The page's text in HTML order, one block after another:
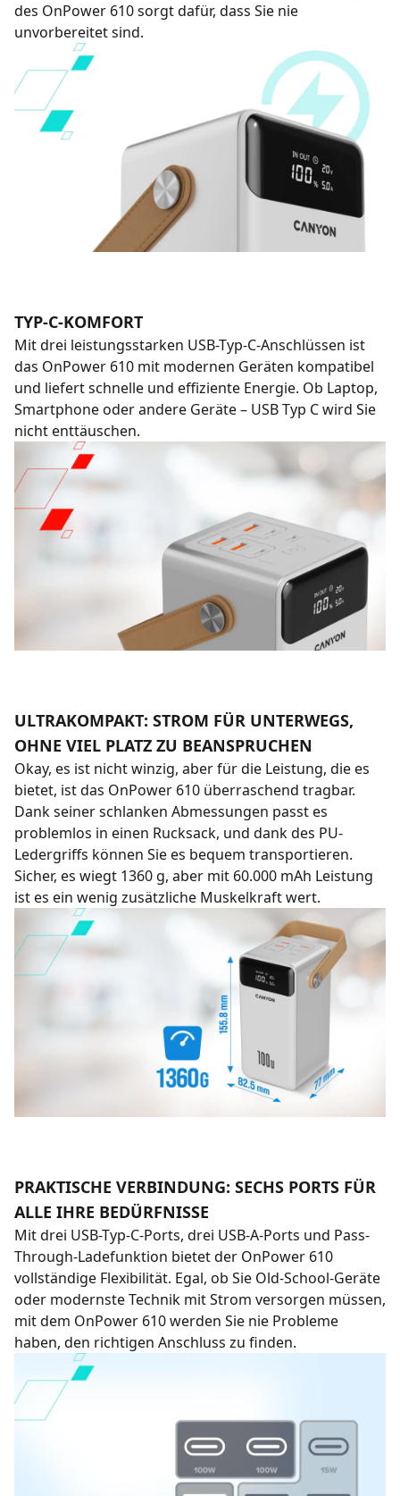
des OnPower 610 sorgt dafür, dass Sie nie
unvorbereitet sind.
TYP-C-KOMFORT
Mit drei leistungsstarken USB-Typ-C-Anschlüssen ist
das OnPower 610 mit modernen Geräten kompatibel
und liefert schnelle und effiziente Energie. Ob Laptop,
Smartphone oder andere Geräte – USB Typ C wird Sie
nicht enttäuschen.
ULTRAKOMPAKT: STROM FÜR UNTERWEGS,
OHNE VIEL PLATZ ZU BEANSPRUCHEN
Okay, es ist nicht winzig, aber für die Leistung, die es
bietet, ist das OnPower 610 überraschend tragbar.
Dank seiner schlanken Abmessungen passt es
problemlos in einen Rucksack, und dank des PU-
Ledergriffs können Sie es bequem transportieren.
Sicher, es wiegt 1360 g, aber mit 60.000 mAh Leistung
ist es ein wenig zusätzliche Muskelkraft wert.
PRAKTISCHE VERBINDUNG: SECHS PORTS FÜR
ALLE IHRE BEDÜRFNISSE
Mit drei USB-Typ-C-Ports, drei USB-A-Ports und Pass-
Through-Ladefunktion bietet der OnPower 610
vollständige Flexibilität. Egal, ob Sie Old-School-Geräte
oder modernste Technik mit Strom versorgen müssen,
mit dem OnPower 610 werden Sie nie Probleme
haben, den richtigen Anschluss zu finden.